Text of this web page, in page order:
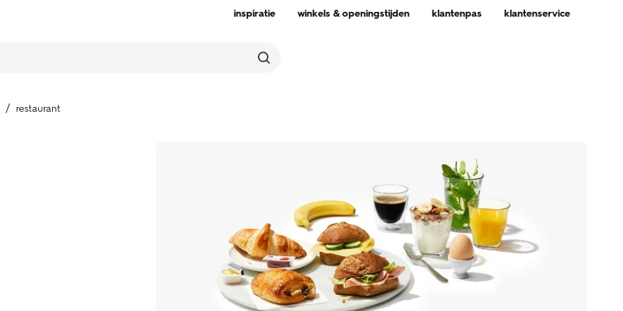
inspiratie winkels & openingstijden klantenpas klantenservice
restaurant